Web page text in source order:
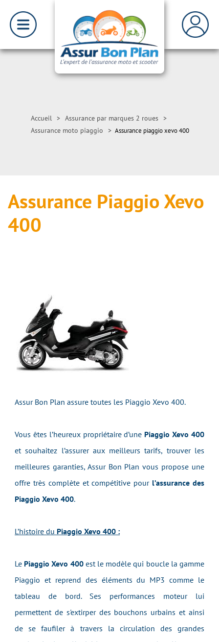
Accueil > Assurance par marques 2 roues >
Assurance moto piaggio
> Assurance piaggio xevo 400
Assurance Piaggio Xevo
400
Assur Bon Plan assure toutes les Piaggio Xevo 400.
Vous êtes l’heureux propriétaire d’une Piaggio Xevo 400
et souhaitez l’assurer aux meilleurs tarifs, trouver les
meilleures garanties, Assur Bon Plan vous propose une
offre très complète et compétitive pour l’assurance des
Piaggio Xevo 400.
L’histoire du Piaggio Xevo 400 :
Le Piaggio Xevo 400 est le modèle qui boucle la gamme
Piaggio et reprend des éléments du MP3 comme le
tableau de bord. Ses performances moteur lui
permettent de s'extirper des bouchons urbains et ainsi
de se faufiler à travers la circulation des grandes